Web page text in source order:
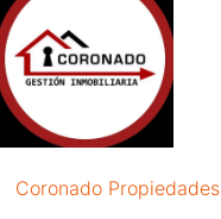
Coronado Propiedades